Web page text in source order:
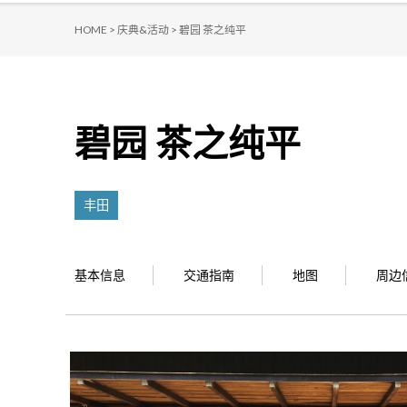
HOME > 庆典&活动 > 碧园 茶之纯平
碧园 茶之纯平
丰田
基本信息 交通指南 地图 周边